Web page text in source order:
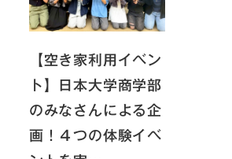
【空き家利用イベン
ト】日本大学商学部
のみなさんによる企
画！４つの体験イベ